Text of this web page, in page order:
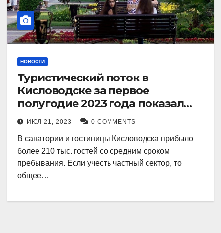
НОВОСТИ
Туристический поток в
Кисловодске за первое
полугодие 2023 года показал
рекордный рост в 21 процент.
ИЮЛ 21, 2023 0 COMMENTS
В санатории и гостиницы Кисловодска прибыло
более 210 тыс. гостей со средним сроком
пребывания. Если учесть частный сектор, то
общее…